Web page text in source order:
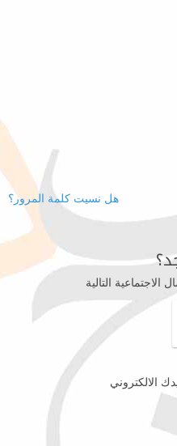
هل نسيت كلمة المرور؟
التالية
الالكتروني